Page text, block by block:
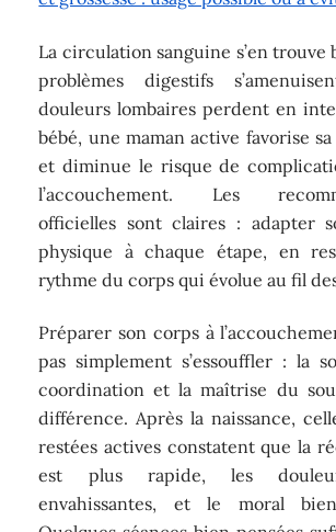
La circulation sanguine s’en trouve
problèmes digestifs
douleurs lombaires perdent en
bébé, une maman active favorise
et diminue le risque de
l’accouchement. Les
officielles sont claires : adapter
physique à chaque étape, en
rythme du corps qui évolue au fil
Préparer son corps à
pas simplement s’essouffler : la
coordination et la maîtrise du
différence. Après la naissance,
restées actives constatent que la
est plus rapide, les
envahissantes, et le moral